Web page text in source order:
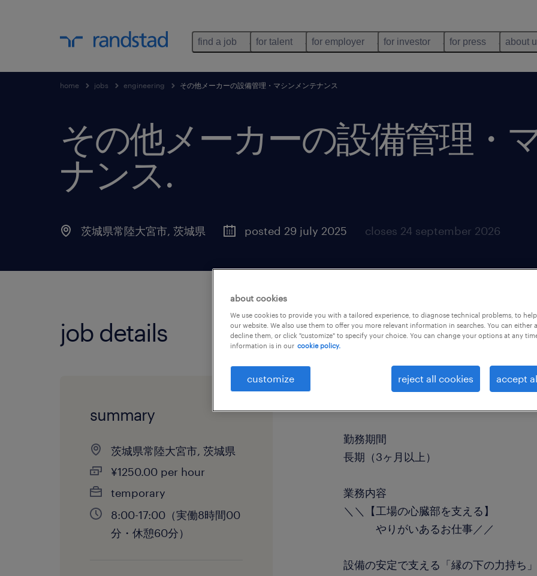
find a job for talent for employer for investor for press about
home jobs engineering その他メーカーの設備管理・マシンメンテナンス
その他メーカーの設備管理・
ナンス.
茨城県常陸大宮市, 茨城県 posted 29 july 2025 closes 24 september 2026
job details
summary
茨城県常陸大宮市, 茨城県
¥1250.00 per hour
temporary
8:00-17:00（実働8時間00
分・休憩60分）
勤務期間
長期（3ヶ月以上）
業務内容
＼＼【工場の心臓部を支える】
やりがいあるお仕事／／
設備の安定で支える「縁の下の力持ち
about cookies
We use cookies to provide you with a tailored experience, to diagnose technical problems, to
our website. We also use them to offer you more relevant information in searches. You can either
decline them, or click "customize" to specify your choice. You can change your options at any
information is in our cookie policy.
customize reject all cookies accept